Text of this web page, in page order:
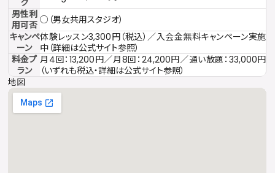
ク
男性利
用可否 ○（男女共用スタジオ）
キャンペ
ーン
体験レッスン3,300円（税込）／入会金無料キャンペーン実施
中（詳細は公式サイト参照）
料金プ
ラン
月4回：13,200円／月8回：24,200円／通い放題：33,000円
（いずれも税込・詳細は公式サイト参照）
地図